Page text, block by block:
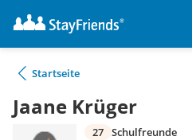
Startseite
Jaane Krüger
27 Schulfreunde